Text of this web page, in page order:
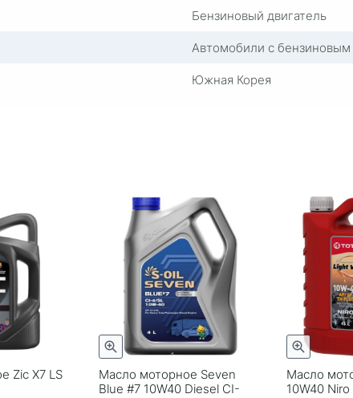
Бензиновый двигатель
Автомобили с бензиновым
Южная Корея
Zic X7 LS
Масло моторное Seven
Blue #7 10W40 Diesel CI-
Масло
10W40